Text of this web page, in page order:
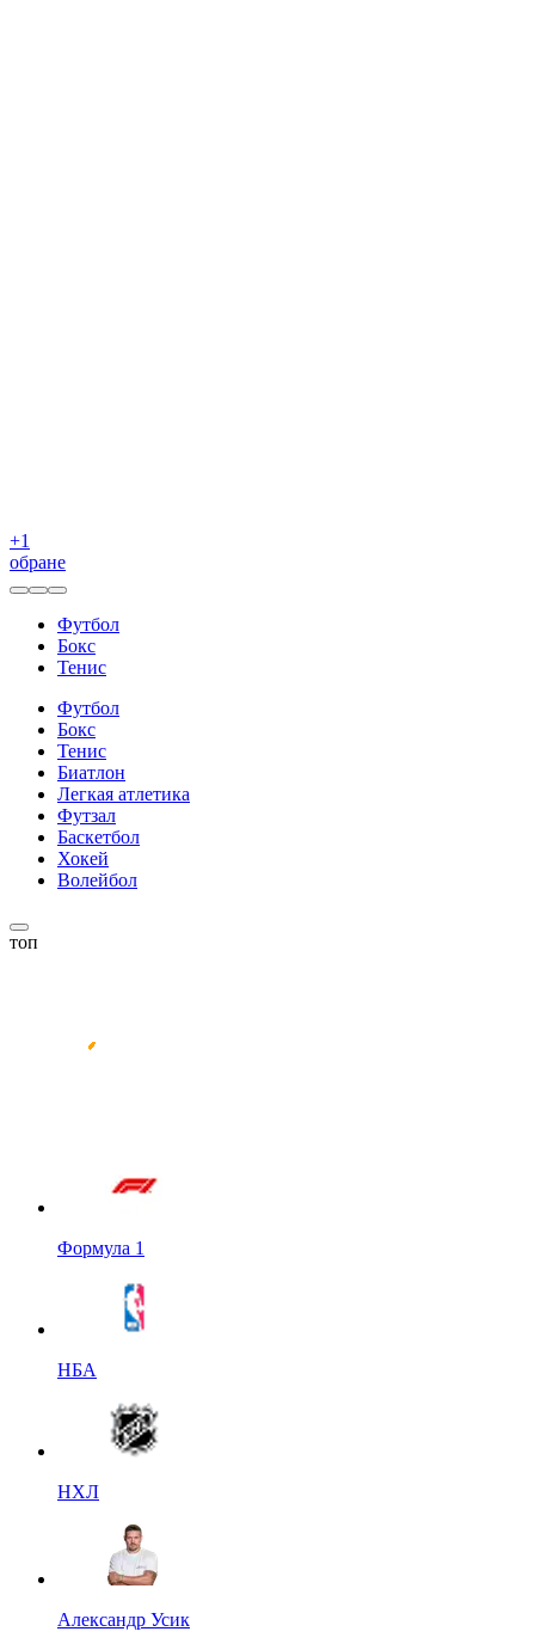
+1
обране
Футбол
Бокс
Тенис
Футбол
Бокс
Тенис
Биатлон
Легкая атлетика
Футзал
Баскетбол
Хокей
Волейбол
топ
Формула 1
НБА
НХЛ
Александр Усик